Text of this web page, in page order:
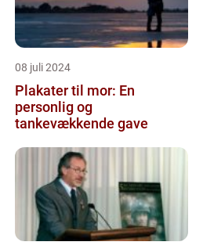
08 juli 2024
Plakater til mor: En
personlig og
tankevækkende gave